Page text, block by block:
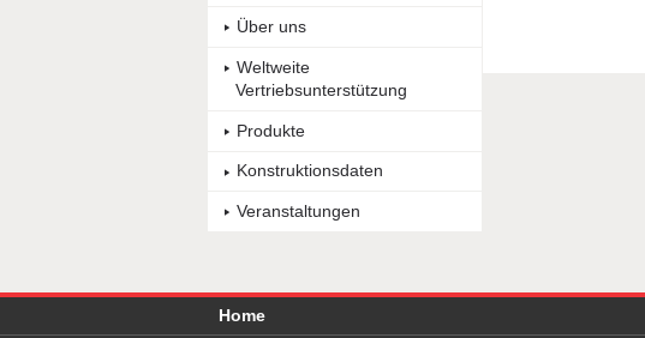
Über uns
Weltweite
Vertriebsunterstützung
Produkte
Konstruktionsdaten
Veranstaltungen
Home